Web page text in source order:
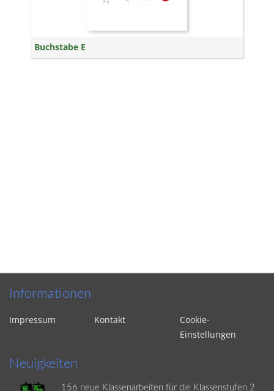
Buchstabe E
Informationen
Impressum Kontakt
Cookie-
Einstellungen
Neuigkeiten
156 neue Klassenarbeiten für die Klassenstufen 2